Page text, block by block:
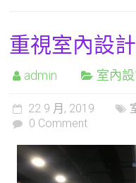
重視室內設
admin 室內
22 9 月, 2019
0 Comment